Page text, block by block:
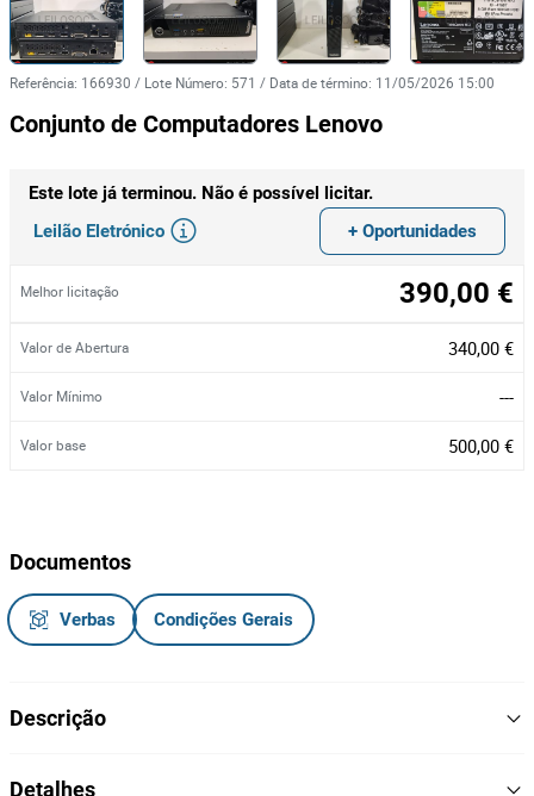
Referência: 166930 / Lote Número: 571 / Data de término: 11/05/2026 15:00
Conjunto de Computadores Lenovo
Este lote já terminou. Não é possível licitar.
Leilão Eletrónico
+ Oportunidades
Melhor licitação 390,00 €
Valor de Abertura 340,00 €
Valor Mínimo ---
Valor base 500,00 €
Documentos
Verbas Condições Gerais
Descrição
Detalhes